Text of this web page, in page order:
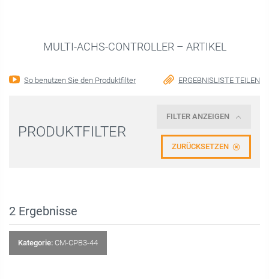
MULTI-ACHS-CONTROLLER – ARTIKEL
So benutzen Sie den Produktfilter ERGEBNISLISTE TEILEN
PRODUKTFILTER
FILTER ANZEIGEN
ZURÜCKSETZEN
2 Ergebnisse
Kategorie: CM-CPB3-44